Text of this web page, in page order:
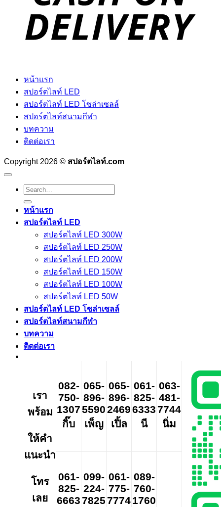
หน้าแรก
สปอร์ตไลท์ LED
สปอร์ตไลท์ LED โซล่าเซลล์
สปอร์ตไลท์สนามกีฬา
บทความ
ติดต่อเรา
Copyright 2026 © สปอร์ตไลท์.com
Search
for:
หน้าแรก
สปอร์ตไลท์ LED
สปอร์ตไลท์ LED 300W
สปอร์ตไลท์ LED 250W
สปอร์ตไลท์ LED 200W
สปอร์ตไลท์ LED 150W
สปอร์ตไลท์ LED 100W
สปอร์ตไลท์ LED 50W
สปอร์ตไลท์ LED โซล่าเซลล์
สปอร์ตไลท์สนามกีฬา
บทความ
ติดต่อเรา
เรา
พร้อม
ให้คำ
แนะนำ
โทร
เลย
082-
750-
1307
กิ๊บ
065-
896-
5590
เพ็ญ
065-
896-
2469
เปิ้ล
061-
825-
6333
นี
063-
481-
7744
นิ่ม
061-
825-
6663
099-
224-
7825
061-
775-
7774
089-
760-
1760